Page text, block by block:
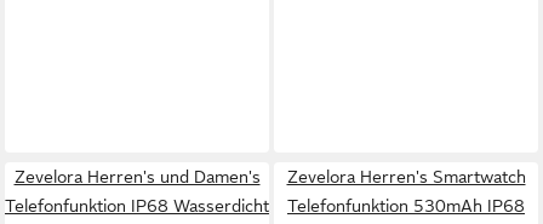
Zevelora Herren's und Damen's
Telefonfunktion IP68 Wasserdicht
Zevelora Herren's Smartwatch
Telefonfunktion 530mAh IP68